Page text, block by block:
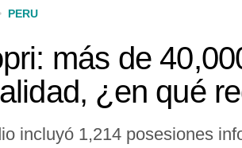
PERU
más de
¿en qué
incluyó 1,214 posesiones